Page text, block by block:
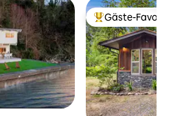
Beliebter Gäste-
Gäste-Favorit